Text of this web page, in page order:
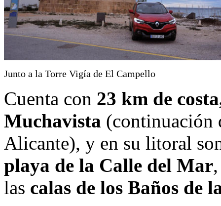
Junto a la Torre Vigía de El Campello
Cuenta con 23 km de
Muchavista (continuación
Alicante), y en su litoral
playa de la Calle del Mar
las calas de los Baños de